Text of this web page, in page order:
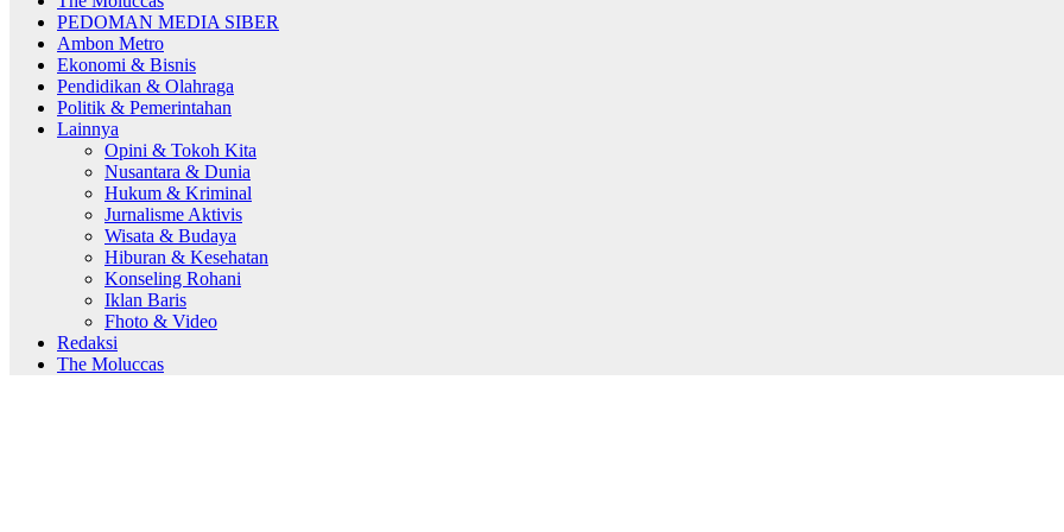
PEDOMAN MEDIA SIBER
Ambon Metro
Ekonomi & Bisnis
Pendidikan & Olahraga
Politik & Pemerintahan
Lainnya
Opini & Tokoh Kita
Nusantara & Dunia
Hukum & Kriminal
Jurnalisme Aktivis
Wisata & Budaya
Hiburan & Kesehatan
Konseling Rohani
Iklan Baris
Fhoto & Video
Redaksi
The Moluccas